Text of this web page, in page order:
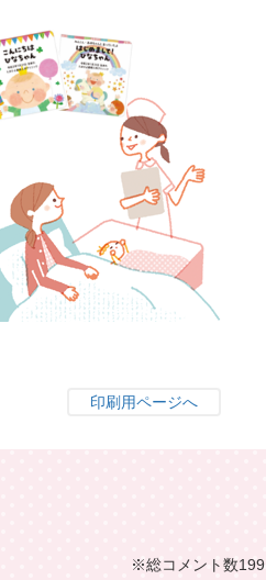
印刷用ページへ
※総コメント数199